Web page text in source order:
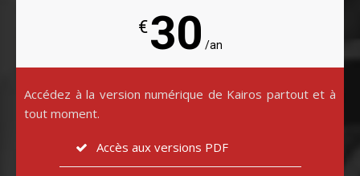
€30 /an
Accédez à la version numérique de Kairos partout et à
tout moment.
Accès aux versions PDF